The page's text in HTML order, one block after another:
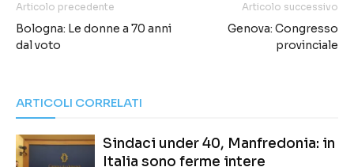
Articolo precedente
Bologna: Le donne a 70 anni
dal voto
Articolo successivo
Genova: Congresso
provinciale
ARTICOLI CORRELATI
Sindaci under 40, Manfredonia: in
Italia sono ferme intere